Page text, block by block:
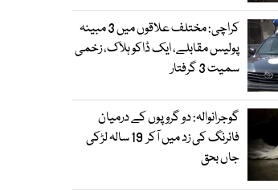
کراچی: مختلف علاقوں میں 3 مبینہ
پولیس مقابلے، ایک ڈاکو ہلاک، زخمی
سمیت 3 گرفتار
گوجرانوالہ: دو گروپوں کے درمیان
فائرنگ کی زد میں آکر 19 سالہ لڑکی
جاں بحق